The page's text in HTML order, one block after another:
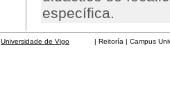
específica.
Universidade de Vigo | Reitoría | Campus